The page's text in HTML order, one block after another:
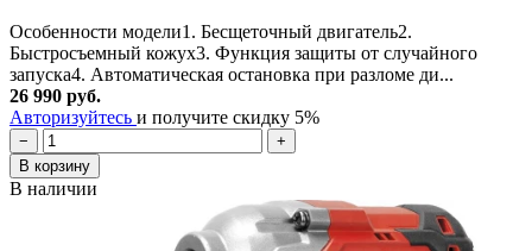
Особенности модели1. Бесщеточный двигатель2.
Быстросъемный кожух3. Функция защиты от случайного
запуска4. Автоматическая остановка при разломе ди...
26 990 руб.
Авторизуйтесь и получите скидку 5%
−
+
В корзину
В наличии